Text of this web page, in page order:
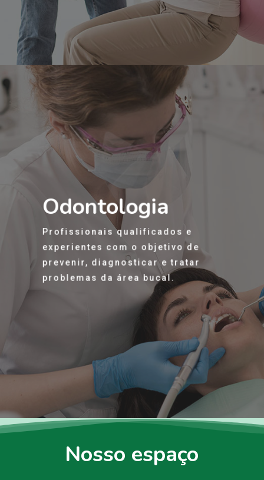
Odontologia
Profissionais qualificados e
experientes com o objetivo de
prevenir, diagnosticar e tratar
problemas da área bucal.
Nosso espaço